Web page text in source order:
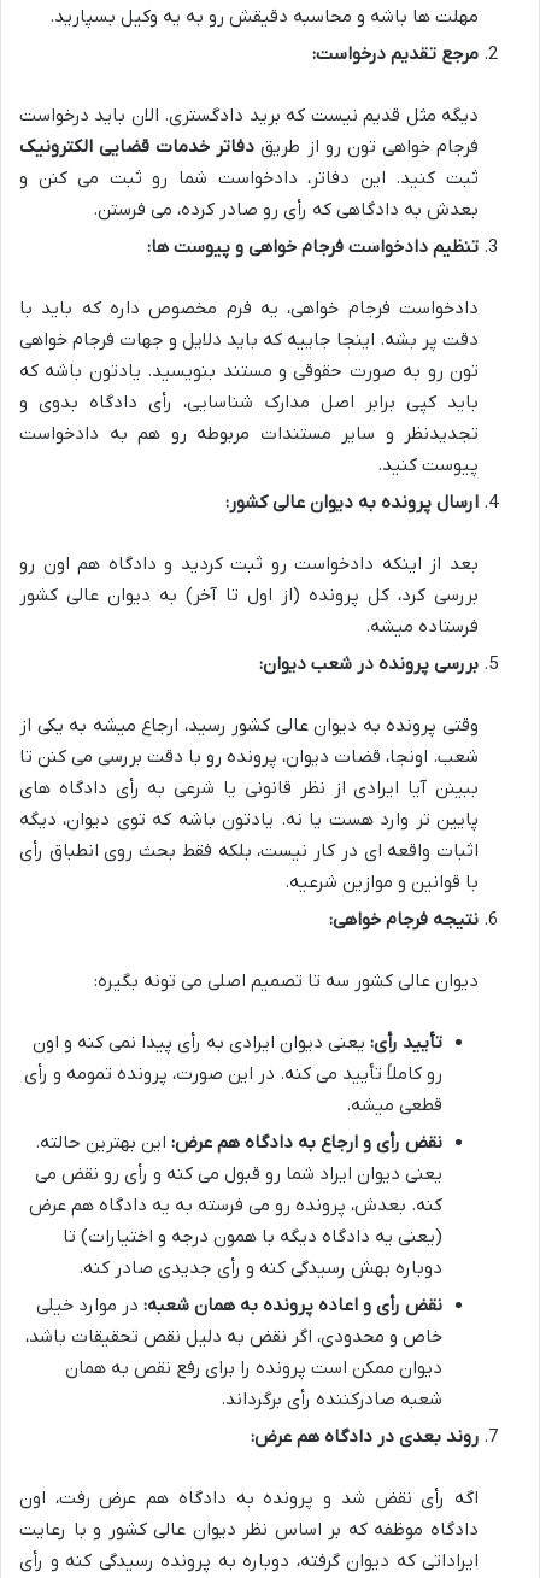
مهلت ها باشه و محاسبه دقیقش رو به یه وکیل بسپارید.
مرجع تقدیم درخواست:
دیگه مثل قدیم نیست که برید دادگستری. الان باید درخواست
فرجام خواهی تون رو از طریق دفاتر خدمات قضایی الکترونیک
ثبت کنید. این دفاتر، دادخواست شما رو ثبت می کنن و
بعدش به دادگاهی که رأی رو صادر کرده، می فرستن.
تنظیم دادخواست فرجام خواهی و پیوست ها:
دادخواست فرجام خواهی، یه فرم مخصوص داره که باید با
دقت پر بشه. اینجا جاییه که باید دلایل و جهات فرجام خواهی
تون رو به صورت حقوقی و مستند بنویسید. یادتون باشه که
باید کپی برابر اصل مدارک شناسایی، رأی دادگاه بدوی و
تجدیدنظر و سایر مستندات مربوطه رو هم به دادخواست
پیوست کنید.
ارسال پرونده به دیوان عالی کشور:
بعد از اینکه دادخواست رو ثبت کردید و دادگاه هم اون رو
بررسی کرد، کل پرونده (از اول تا آخر) به دیوان عالی کشور
فرستاده میشه.
بررسی پرونده در شعب دیوان:
وقتی پرونده به دیوان عالی کشور رسید، ارجاع میشه به یکی از
شعب. اونجا، قضات دیوان، پرونده رو با دقت بررسی می کنن تا
ببینن آیا ایرادی از نظر قانونی یا شرعی به رأی دادگاه های
پایین تر وارد هست یا نه. یادتون باشه که توی دیوان، دیگه
اثبات واقعه ای در کار نیست، بلکه فقط بحث روی انطباق رأی
با قوانین و موازین شرعیه.
نتیجه فرجام خواهی:
دیوان عالی کشور سه تا تصمیم اصلی می تونه بگیره:
تأیید رأی: یعنی دیوان ایرادی به رأی پیدا نمی کنه و اون
رو کاملاً تأیید می کنه. در این صورت، پرونده تمومه و رأی
قطعی میشه.
نقض رأی و ارجاع به دادگاه هم عرض: این بهترین حالته.
یعنی دیوان ایراد شما رو قبول می کنه و رأی رو نقض می
کنه. بعدش، پرونده رو می فرسته به یه دادگاه هم عرض
(یعنی یه دادگاه دیگه با همون درجه و اختیارات) تا
دوباره بهش رسیدگی کنه و رأی جدیدی صادر کنه.
نقض رأی و اعاده پرونده به همان شعبه: در موارد خیلی
خاص و محدودی، اگر نقض به دلیل نقص تحقیقات باشد،
دیوان ممکن است پرونده را برای رفع نقص به همان
شعبه صادرکننده رأی برگرداند.
روند بعدی در دادگاه هم عرض:
اگه رأی نقض شد و پرونده به دادگاه هم عرض رفت، اون
دادگاه موظفه که بر اساس نظر دیوان عالی کشور و با رعایت
ایراداتی که دیوان گرفته، دوباره به پرونده رسیدگی کنه و رأی